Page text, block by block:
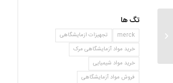
تگ ها
merck
تجهیزات ازمایشگاهی
خرید مواد آزمایشگاهی مرک
خرید مواد شیمیایی
فروش مواد آزمایشگاهی